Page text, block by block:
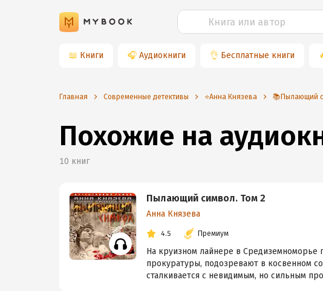
📖 Книги 🎧 Аудиокниги 👌 Бесплатные книги
Главная Современные детективы ⭐️Анна Князева 📚Пылающий
Похожие на
10 книг
Пылающий символ. Том 2
Анна Князева
4.5 Премиум
На круизном лайнере в Средиземноморье
прокуратуры, подозревают в косвенном
сталкивается с невидимым, но сильным